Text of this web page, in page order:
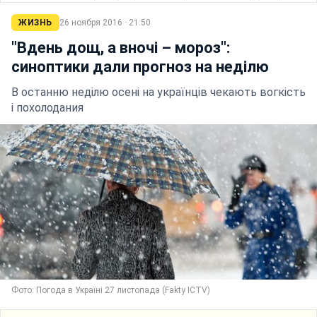
ЖИЗНЬ 26 ноября 2016 · 21:50
"Вдень дощ, а вночі – мороз":
синоптики дали прогноз на неділю
В останню неділю осені на українців чекають вогкість
і похолодания
Фото: Погода в Україні 27 листопада (Fakty ICTV)